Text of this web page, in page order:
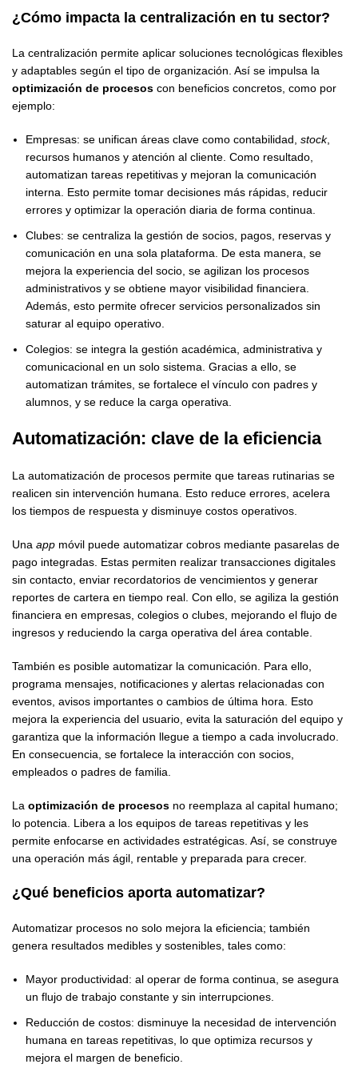
¿Cómo impacta la centralización en tu sector?
La centralización permite aplicar soluciones tecnológicas flexibles
y adaptables según el tipo de organización. Así se impulsa la
optimización de procesos con beneficios concretos, como por
ejemplo:
Empresas: se unifican áreas clave como contabilidad, stock,
recursos humanos y atención al cliente. Como resultado,
automatizan tareas repetitivas y mejoran la comunicación
interna. Esto permite tomar decisiones más rápidas, reducir
errores y optimizar la operación diaria de forma continua.
Clubes: se centraliza la gestión de socios, pagos, reservas y
comunicación en una sola plataforma. De esta manera, se
mejora la experiencia del socio, se agilizan los procesos
administrativos y se obtiene mayor visibilidad financiera.
Además, esto permite ofrecer servicios personalizados sin
saturar al equipo operativo.
Colegios: se integra la gestión académica, administrativa y
comunicacional en un solo sistema. Gracias a ello, se
automatizan trámites, se fortalece el vínculo con padres y
alumnos, y se reduce la carga operativa.
Automatización: clave de la eficiencia
La automatización de procesos permite que tareas rutinarias se
realicen sin intervención humana. Esto reduce errores, acelera
los tiempos de respuesta y disminuye costos operativos.
Una app móvil puede automatizar cobros mediante pasarelas de
pago integradas. Estas permiten realizar transacciones digitales
sin contacto, enviar recordatorios de vencimientos y generar
reportes de cartera en tiempo real. Con ello, se agiliza la gestión
financiera en empresas, colegios o clubes, mejorando el flujo de
ingresos y reduciendo la carga operativa del área contable.
También es posible automatizar la comunicación. Para ello,
programa mensajes, notificaciones y alertas relacionadas con
eventos, avisos importantes o cambios de última hora. Esto
mejora la experiencia del usuario, evita la saturación del equipo y
garantiza que la información llegue a tiempo a cada involucrado.
En consecuencia, se fortalece la interacción con socios,
empleados o padres de familia.
La optimización de procesos no reemplaza al capital humano;
lo potencia. Libera a los equipos de tareas repetitivas y les
permite enfocarse en actividades estratégicas. Así, se construye
una operación más ágil, rentable y preparada para crecer.
¿Qué beneficios aporta automatizar?
Automatizar procesos no solo mejora la eficiencia; también
genera resultados medibles y sostenibles, tales como:
Mayor productividad: al operar de forma continua, se asegura
un flujo de trabajo constante y sin interrupciones.
Reducción de costos: disminuye la necesidad de intervención
humana en tareas repetitivas, lo que optimiza recursos y
mejora el margen de beneficio.